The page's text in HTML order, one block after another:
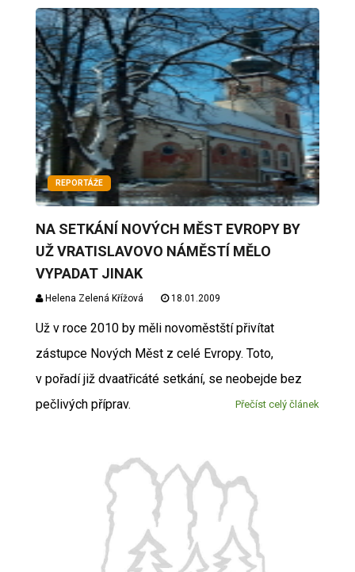
REPORTÁŽE
NA SETKÁNÍ NOVÝCH MĚST EVROPY BY
UŽ VRATISLAVOVO NÁMĚSTÍ MĚLO
VYPADAT JINAK
Helena Zelená Křížová 18.01.2009
Už v roce 2010 by měli novoměstští přivítat
zástupce Nových Měst z celé Evropy. Toto,
v pořadí již dvaatřicáté setkání, se neobejde bez
pečlivých příprav.
Přečíst celý článek